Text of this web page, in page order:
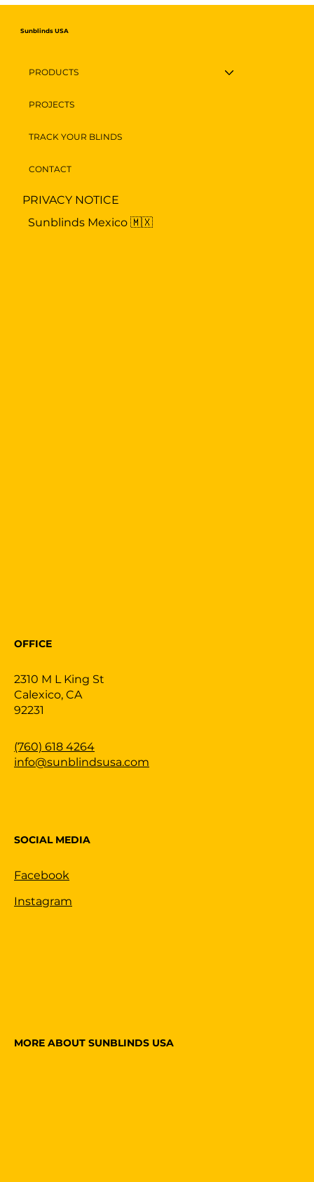
Sunblinds USA
PRODUCTS
PROJECTS
TRACK YOUR BLINDS
CONTACT
PRIVACY NOTICE
Sunblinds Mexico 🇲🇽
(760) 618 4264
info@sunblindsusa.com
2310 M L King St
Calexico, CA
92231
OFFICE
SOCIAL MEDIA
Facebook
Instagram
MORE ABOUT SUNBLINDS USA